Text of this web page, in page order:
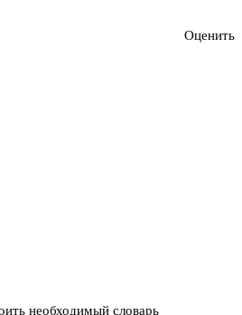
необходимый словарь
Оценить